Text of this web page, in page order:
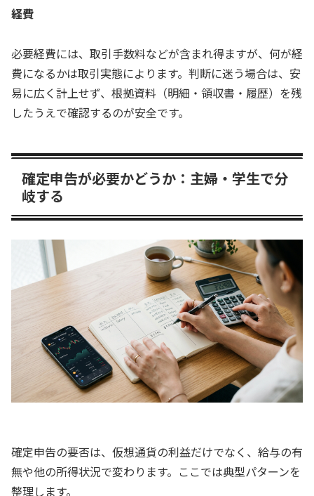
経費
必要経費には、取引手数料などが含まれ得ますが、何が経
費になるかは取引実態によります。判断に迷う場合は、安
易に広く計上せず、根拠資料（明細・領収書・履歴）を残
したうえで確認するのが安全です。
確定申告が必要かどうか：主婦・学生で分
岐する
確定申告の要否は、仮想通貨の利益だけでなく、給与の有
無や他の所得状況で変わります。ここでは典型パターンを
整理します。